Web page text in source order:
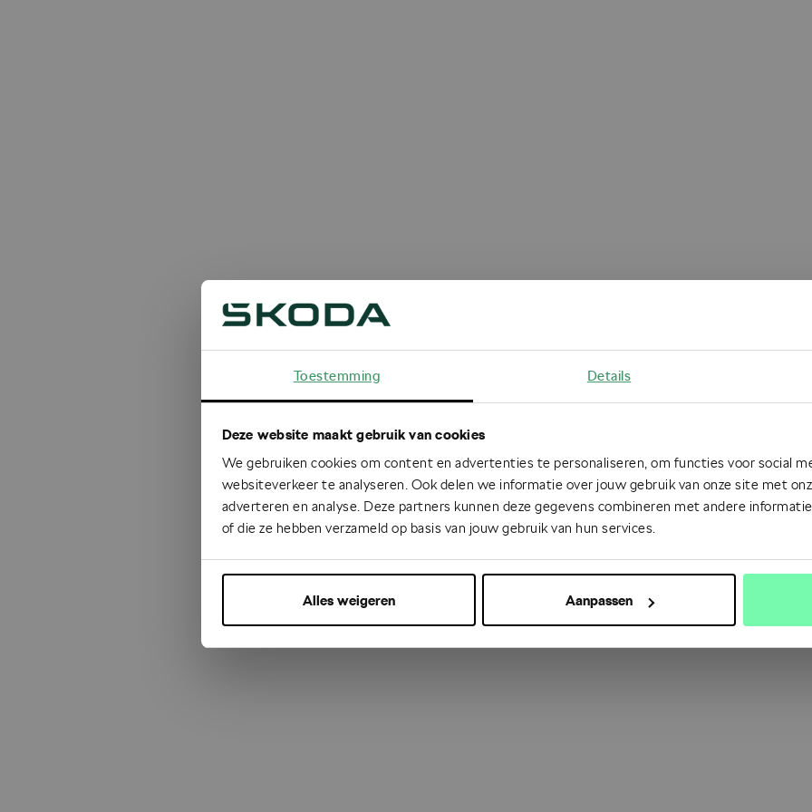
Toestemming Details
Deze website maakt gebruik van cookies
We gebruiken cookies om content en advertenties te personaliseren, om functies voor social
websiteverkeer te analyseren. Ook delen we informatie over jouw gebruik van onze site met
adverteren en analyse. Deze partners kunnen deze gegevens combineren met andere
of die ze hebben verzameld op basis van jouw gebruik van hun services.
Alles weigeren Aanpassen
Oops!
Something went wrong. Please try refreshing the app